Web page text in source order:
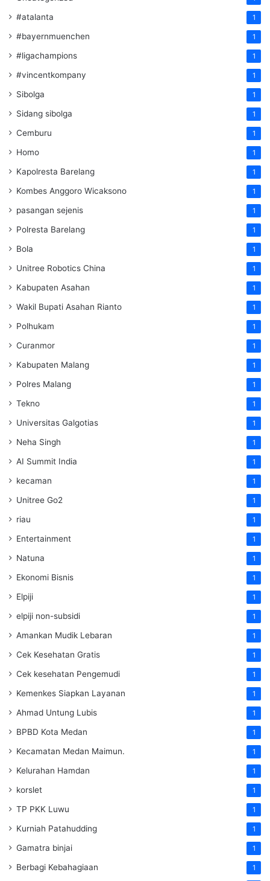
#atalanta 1
#bayernmuenchen 1
#ligachampions 1
#vincentkompany 1
Sibolga 1
Sidang sibolga 1
Cemburu 1
Homo 1
Kapolresta Barelang 1
Kombes Anggoro Wicaksono 1
pasangan sejenis 1
Polresta Barelang 1
Bola 1
Unitree Robotics China 1
Kabupaten Asahan 1
Wakil Bupati Asahan Rianto 1
Polhukam 1
Curanmor 1
Kabupaten Malang 1
Polres Malang 1
Tekno 1
Universitas Galgotias 1
Neha Singh 1
AI Summit India 1
kecaman 1
Unitree Go2 1
riau 1
Entertainment 1
Natuna 1
Ekonomi Bisnis 1
Elpiji 1
elpiji non-subsidi 1
Amankan Mudik Lebaran 1
Cek Kesehatan Gratis 1
Cek kesehatan Pengemudi 1
Kemenkes Siapkan Layanan 1
Ahmad Untung Lubis 1
BPBD Kota Medan 1
Kecamatan Medan Maimun. 1
Kelurahan Hamdan 1
korslet 1
TP PKK Luwu 1
Kurniah Patahudding 1
Gamatra binjai 1
Berbagi Kebahagiaan 1